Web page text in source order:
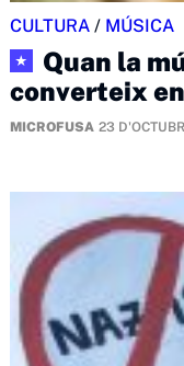
CULTURA / MÚSICA
★
Quan la
converteix
MICROFUSA 23